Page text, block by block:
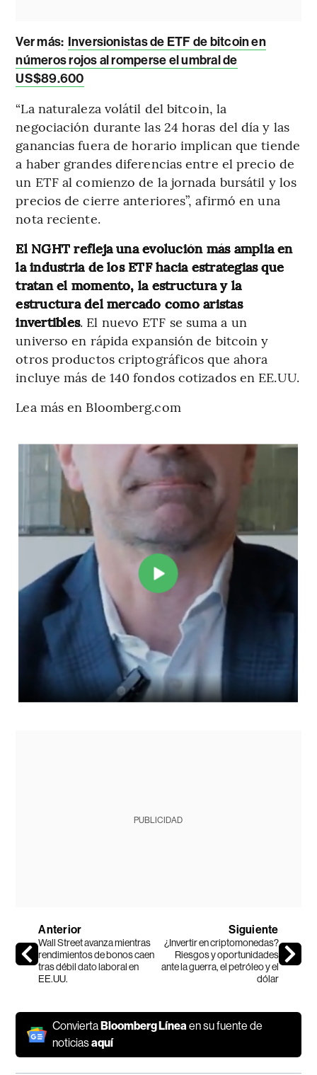
Ver más: Inversionistas de ETF de bitcoin en
números rojos al romperse el umbral de
US$89.600
“La naturaleza volátil del bitcoin, la
negociación durante las 24 horas del día y las
ganancias fuera de horario implican que tiende
a haber grandes diferencias entre el precio de
un ETF al comienzo de la jornada bursátil y los
precios de cierre anteriores”, afirmó en una
nota reciente.
El NGHT refleja una evolución más amplia en
la industria de los ETF hacia estrategias que
tratan el momento, la estructura y la
estructura del mercado como aristas
invertibles. El nuevo ETF se suma a un
universo en rápida expansión de bitcoin y
otros productos criptográficos que ahora
incluye más de 140 fondos cotizados en EE.UU.
Lea más en Bloomberg.com
PUBLICIDAD
Anterior
Wall Street avanza mientras
rendimientos de bonos caen
tras débil dato laboral en
EE.UU.
Siguiente
¿Invertir en criptomonedas?
Riesgos y oportunidades
ante la guerra, el petróleo y el
dólar
ConviertaBloomberg Líneaen su fuente de
noticiasaquí